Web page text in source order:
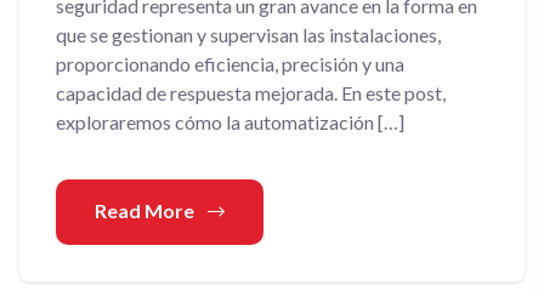
seguridad representa un gran avance en la forma en
que se gestionan y supervisan las instalaciones,
proporcionando eficiencia, precisión y una
capacidad de respuesta mejorada. En este post,
exploraremos cómo la automatización […]
Read More